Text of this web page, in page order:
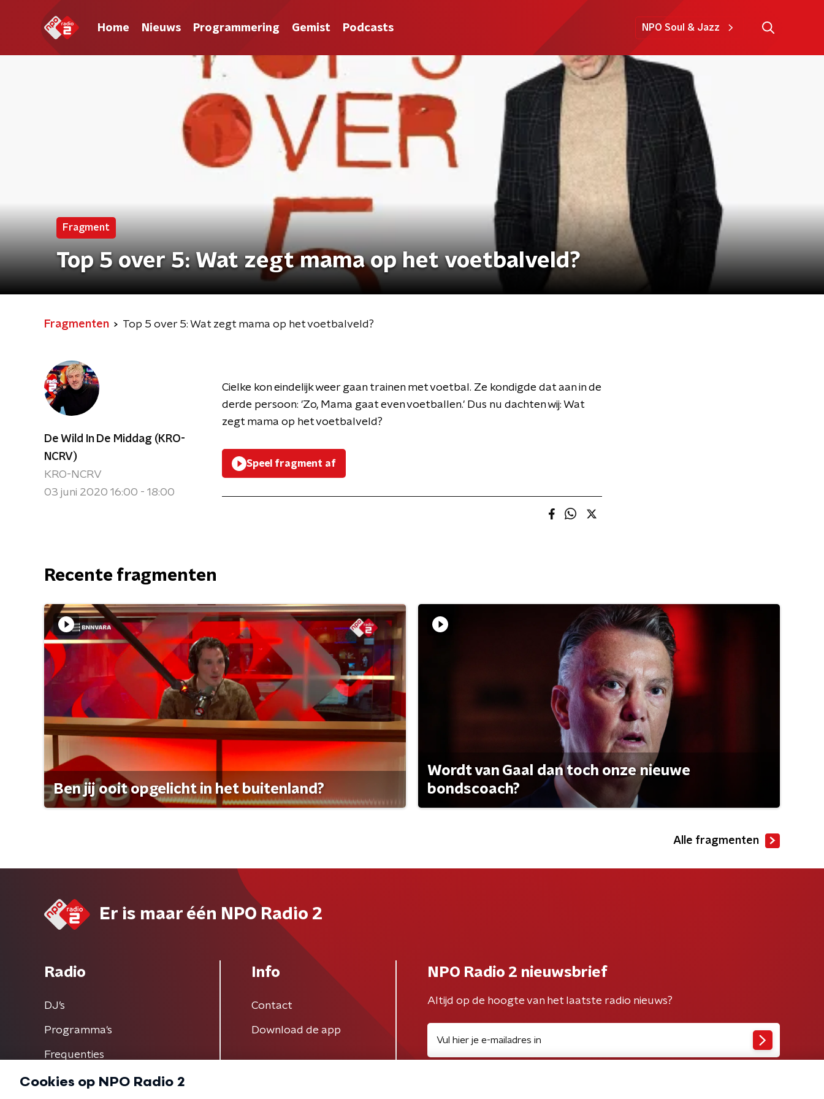
Home Nieuws Programmering Gemist Podcasts NPO Soul & Jazz
Fragment
Top 5 over 5: Wat zegt mama op het voetbalveld?
Fragmenten Top 5 over 5: Wat zegt mama op het voetbalveld?
De Wild In De Middag (KRO-
NCRV)
KRO-NCRV
03 juni 2020 16:00 - 18:00
Cielke kon eindelijk weer gaan trainen met voetbal. Ze kondigde dat aan in de
derde persoon: 'Zo, Mama gaat even voetballen.' Dus nu dachten wij: Wat
zegt mama op het voetbalveld?
Speel fragment af
Recente fragmenten
Ben jij ooit opgelicht in het buitenland?
Wordt van Gaal dan toch onze nieuwe
bondscoach?
Alle fragmenten
Er is maar één NPO Radio 2
Radio
DJ’s
Programma's
Frequenties
Info
Contact
Download de app
NPO Radio 2 nieuwsbrief
Altijd op de hoogte van het laatste radio nieuws?